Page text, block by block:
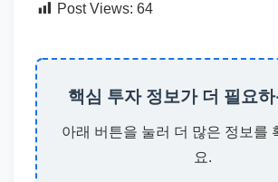
Post Views: 64
핵심 투자 정보가 더 필요
아래 버튼을 눌러 더 많은 정보를
요.